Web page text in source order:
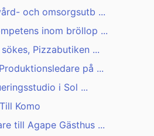
och omsorgsutb ...
inom bröllop ...
Pizzabutiken ...
på ...
i Sol ...
Komo
till Agape Gästhus ...